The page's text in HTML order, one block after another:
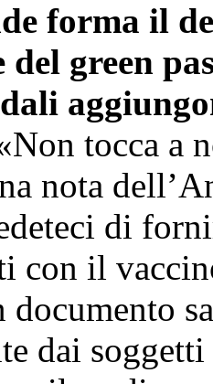
forma il
green
tocca a
nota
di
con il
documento
dai